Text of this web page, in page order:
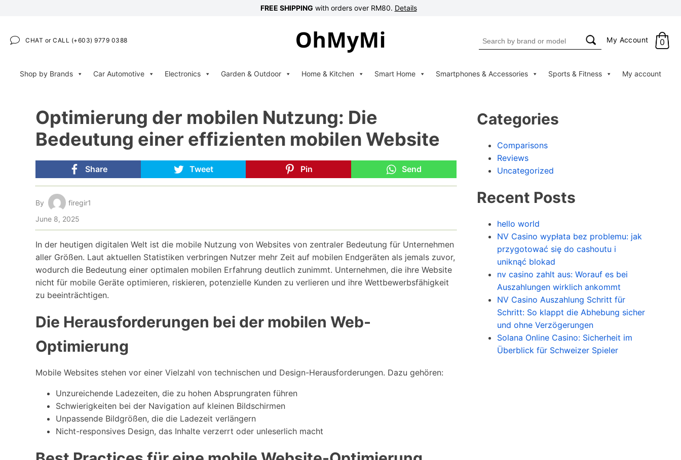
FREE SHIPPING with orders over RM80. Details
CHAT or CALL (+603) 9779 0388
Search
for:
My Account 0
Shop by Brands Car Automotive Electronics Garden & Outdoor Home & Kitchen Smart Home Smartphones & Accessories Sports & Fitness My account
Optimierung der mobilen Nutzung: Die
Bedeutung einer effizienten mobilen Website
Share Tweet Pin Send
By
firegir1
June 8, 2025
In der heutigen digitalen Welt ist die mobile Nutzung von Websites von zentraler Bedeutung für Unternehmen
aller Größen. Laut aktuellen Statistiken verbringen Nutzer mehr Zeit auf mobilen Endgeräten als jemals zuvor,
wodurch die Bedeutung einer optimalen mobilen Erfahrung deutlich zunimmt. Unternehmen, die ihre Website
nicht für mobile Geräte optimieren, riskieren, potenzielle Kunden zu verlieren und ihre Wettbewerbsfähigkeit
zu beeinträchtigen.
Die Herausforderungen bei der mobilen Web-
Optimierung
Mobile Websites stehen vor einer Vielzahl von technischen und Design-Herausforderungen. Dazu gehören:
Unzureichende Ladezeiten, die zu hohen Absprungraten führen
Schwierigkeiten bei der Navigation auf kleinen Bildschirmen
Unpassende Bildgrößen, die die Ladezeit verlängern
Nicht-responsives Design, das Inhalte verzerrt oder unleserlich macht
Categories
Comparisons
Reviews
Uncategorized
Recent Posts
hello world
NV Casino wypłata bez problemu: jak
przygotować się do cashoutu i
uniknąć blokad
nv casino zahlt aus: Worauf es bei
Auszahlungen wirklich ankommt
NV Casino Auszahlung Schritt für
Schritt: So klappt die Abhebung sicher
und ohne Verzögerungen
Solana Online Casino: Sicherheit im
Überblick für Schweizer Spieler